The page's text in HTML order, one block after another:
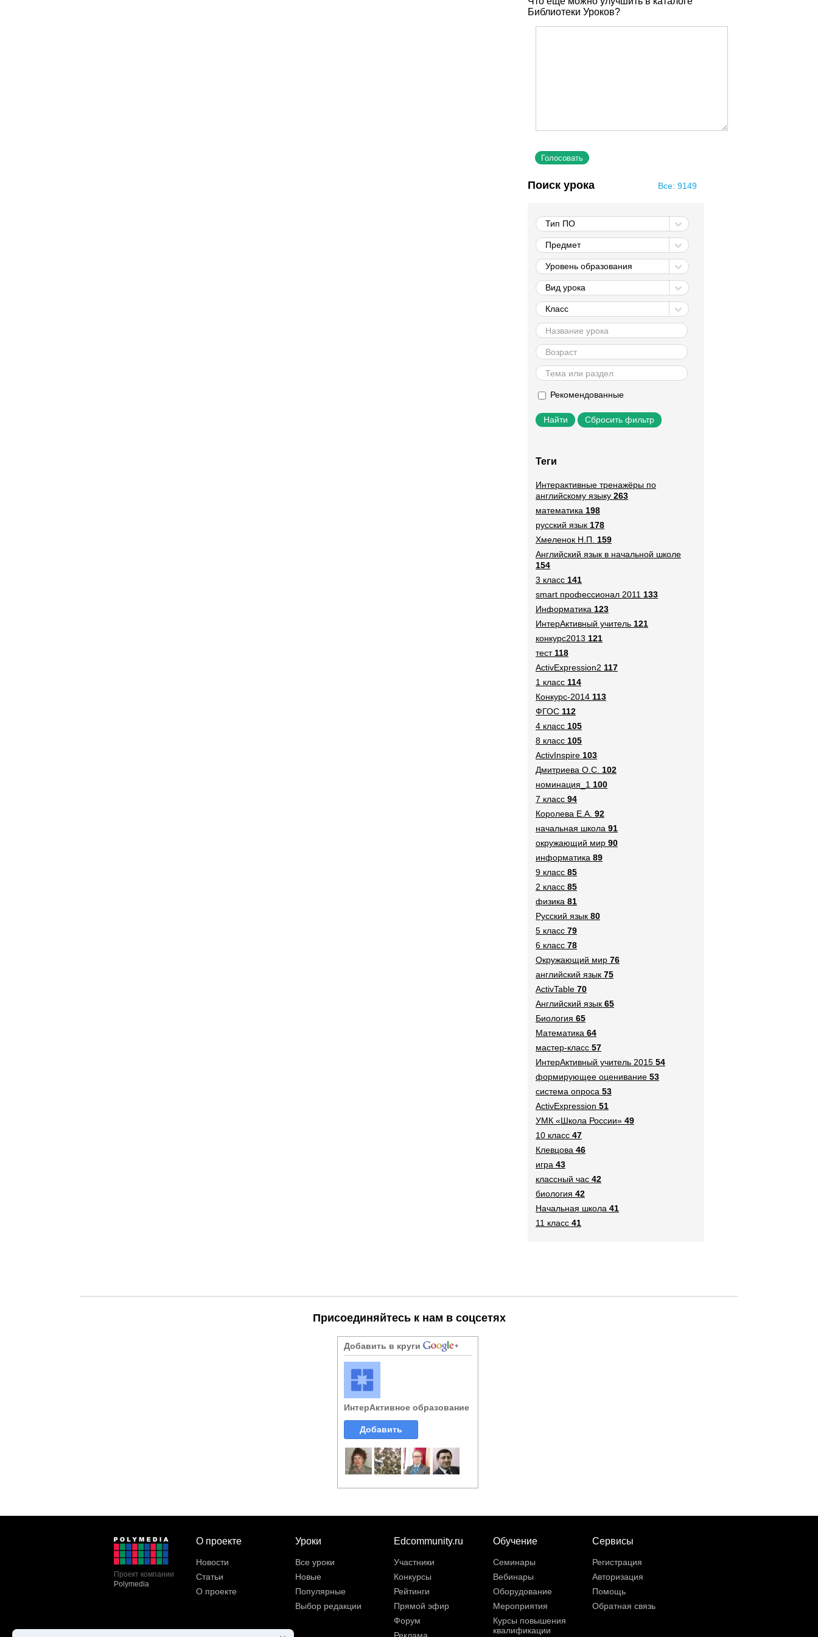
Библиотеки Уроков?
Все: 9149
Поиск урока
Тип ПО
Предмет
Уровень образования
Вид урока
Класс
Рекомендованные
Сбросить фильтр
Теги
Интерактивные тренажёры по
английскому языку 263
математика 198
русский язык 178
Хмеленок Н.П.
159
Английский язык в начальной школе
154
3 класс 141
smart профессионал 2011 133
Информатика 123
ИнтерАктивный учитель 121
конкурс2013 121
тест118
ActivExpression2 117
1 класс 114
Конкурс-2014 113
ФГОС 112
4 класс 105
8 класс 105
ActivInspire 103
Дмитриева О.С. 102
номинация_1 100
7 класс 94
Королева Е.А. 92
начальная школа 91
окружающий мир 90
информатика 89
9 класс 85
2 класс 85
физика 81
Русский язык 80
5 класс 79
6 класс 78
Окружающий мир 76
английский язык 75
ActivTable 70
Английский язык 65
Биология 65
Математика 64
мастер-класс 57
ИнтерАктивный учитель 2015 54
формирующее оценивание 53
система опроса 53
ActivExpression 51
УМК «Школа России» 49
10 класс 47
Клевцова 46
игра 43
классный час 42
биология 42
Начальная школа 41
11 класс 41
Присоединяйтесь к нам в соцсетях
Добавить в круги
ИнтерАктивное образование
Добавить
Проект компании
Polymedia
О проекте
Новости
Статьи
О проекте
Уроки
Все уроки
Новые
Популярные
Выбор редакции
Edcommunity.ru
Участники
Конкурсы
Рейтинги
Прямой эфир
Форум
Реклама
Обучение
Семинары
Вебинары
Оборудование
Мероприятия
Курсы повышения
квалификации
Сервисы
Регистрация
Авторизация
Помощь
Обратная связь